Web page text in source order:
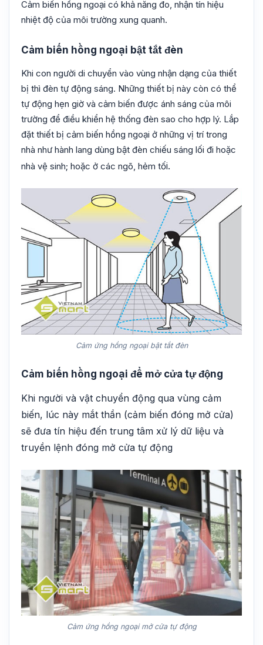
Cảm biến hồng ngoại có khả năng đo, nhận tín hiệu
nhiệt độ của môi trường xung quanh.
Cảm biến hồng ngoại bật tắt đèn
Khi con người di chuyển vào vùng nhận dạng của thiết
bị thì đèn tự động sáng. Những thiết bị này còn có thể
tự động hẹn giờ và cảm biến được ánh sáng của môi
trường để điều khiển hệ thống đèn sao cho hợp lý. Lắp
đặt thiết bị cảm biến hồng ngoại ở những vị trí trong
nhà như hành lang dùng bật đèn chiếu sáng lối đi hoặc
nhà vệ sinh; hoặc ở các ngõ, hẻm tối.
Cảm ứng hồng ngoại bật tắt đèn
Cảm biến hồng ngoại để mở cửa tự động
Khi người và vật chuyển động qua vùng cảm
biến, lúc này mắt thần (cảm biến đóng mở cửa)
sẽ đưa tín hiệu đến trung tâm xử lý dữ liệu và
truyền lệnh đóng mở cửa tự động
Cảm ứng hồng ngoại mở cửa tự động